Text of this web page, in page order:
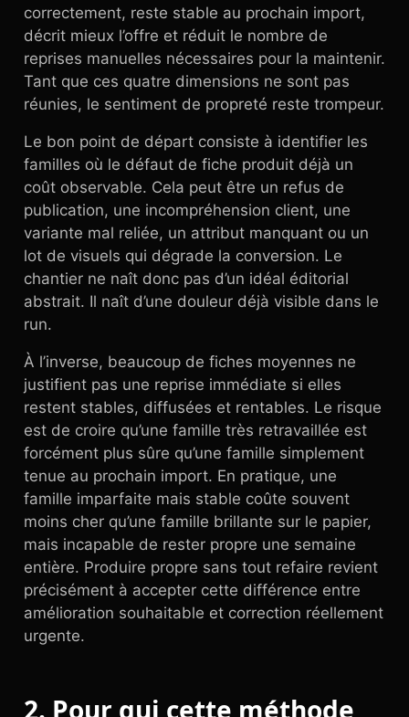
correctement, reste stable au prochain import,
décrit mieux l’offre et réduit le nombre de
reprises manuelles nécessaires pour la maintenir.
Tant que ces quatre dimensions ne sont pas
réunies, le sentiment de propreté reste trompeur.
Le bon point de départ consiste à identifier les
familles où le défaut de fiche produit déjà un
coût observable. Cela peut être un refus de
publication, une incompréhension client, une
variante mal reliée, un attribut manquant ou un
lot de visuels qui dégrade la conversion. Le
chantier ne naît donc pas d’un idéal éditorial
abstrait. Il naît d’une douleur déjà visible dans le
run.
À l’inverse, beaucoup de fiches moyennes ne
justifient pas une reprise immédiate si elles
restent stables, diffusées et rentables. Le risque
est de croire qu’une famille très retravaillée est
forcément plus sûre qu’une famille simplement
tenue au prochain import. En pratique, une
famille imparfaite mais stable coûte souvent
moins cher qu’une famille brillante sur le papier,
mais incapable de rester propre une semaine
entière. Produire propre sans tout refaire revient
précisément à accepter cette différence entre
amélioration souhaitable et correction réellement
urgente.
2. Pour qui cette méthode